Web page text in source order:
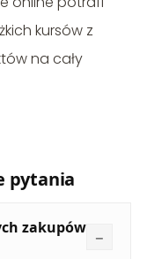
kursów z
na cały
pytania
zakupów